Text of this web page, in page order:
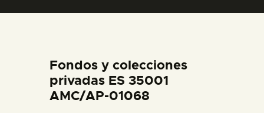
ESPAÑOL
Fondos y colecciones
privadas ES 35001
AMC/AP-01068